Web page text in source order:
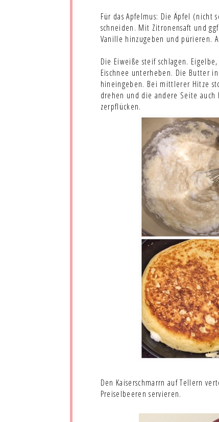
Für das Apfelmus: Die Äpfel (nicht
schneiden. Mit Zitronensaft und
Vanille hinzugeben und pürieren.
Die Eiweiße steif schlagen.
Eischnee unterheben. Die Butter
hineingeben. Bei mittlerer Hitze
drehen und die andere Seite
zerpflücken.
Den Kaiserschmarrn auf Tellern
Preiselbeeren servieren.